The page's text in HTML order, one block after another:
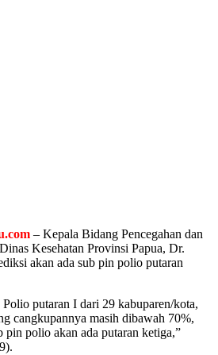
– Kepala Bidang Pencegahan dan
Kesehatan Provinsi Papua, Dr.
akan ada sub pin polio putaran
putaran I dari 29 kabuparen/kota,
cangkupannya masih dibawah 70%,
pin polio akan ada putaran ketiga,”